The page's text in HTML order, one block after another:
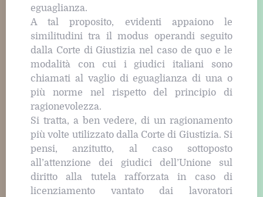
eguaglianza.
A tal proposito, evidenti appaiono le
similitudini tra il modus operandi seguito
dalla Corte di Giustizia nel caso de quo e le
modalità con cui i giudici italiani sono
chiamati al vaglio di eguaglianza di una o
più norme nel rispetto del principio di
ragionevolezza.
Si tratta, a ben vedere, di un ragionamento
più volte utilizzato dalla Corte di Giustizia. Si
pensi, anzitutto, al caso sottoposto
all’attenzione dei giudici dell’Unione sul
diritto alla tutela rafforzata in caso di
licenziamento vantato dai lavoratori